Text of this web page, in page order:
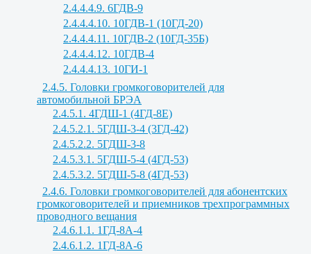
2.4.4.4.9. 6ГДВ-9
2.4.4.4.10. 10ГДВ-1 (10ГД-20)
2.4.4.4.11. 10ГДВ-2 (10ГД-35Б)
2.4.4.4.12. 10ГДВ-4
2.4.4.4.13. 10ГИ-1
2.4.5. Головки громкоговорителей для
автомобильной БРЭА
2.4.5.1. 4ГДШ-1 (4ГД-8Е)
2.4.5.2.1. 5ГДШ-3-4 (3ГД-42)
2.4.5.2.2. 5ГДШ-3-8
2.4.5.3.1. 5ГДШ-5-4 (4ГД-53)
2.4.5.3.2. 5ГДШ-5-8 (4ГД-53)
2.4.6. Головки громкоговорителей для абонентских
громкоговорителей и приемников трехпрограммных
проводного вещания
2.4.6.1.1. 1ГД-8А-4
2.4.6.1.2. 1ГД-8А-6